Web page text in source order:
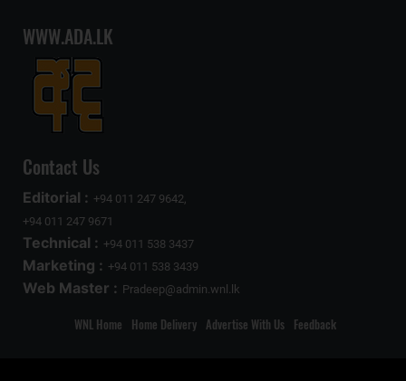
WWW.ADA.LK
Contact Us
Editorial : +94 011 247 9642,
+94 011 247 9671
Technical : +94 011 538 3437
Marketing : +94 011 538 3439
Web Master : Pradeep@admin.wnl.lk
WNL Home Home Delivery Advertise With Us Feedback